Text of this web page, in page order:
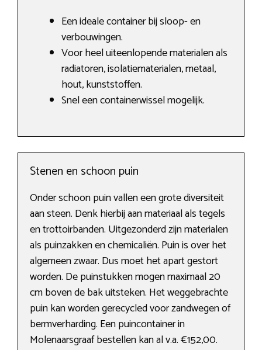
Een ideale container bij sloop- en
verbouwingen.
Voor heel uiteenlopende materialen als
radiatoren, isolatiematerialen, metaal,
hout, kunststoffen.
Snel een containerwissel mogelijk.
Stenen en schoon puin
Onder schoon puin vallen een grote diversiteit
aan steen. Denk hierbij aan materiaal als tegels
en trottoirbanden. Uitgezonderd zijn materialen
als puinzakken en chemicaliën. Puin is over het
algemeen zwaar. Dus moet het apart gestort
worden. De puinstukken mogen maximaal 20
cm boven de bak uitsteken. Het weggebrachte
puin kan worden gerecycled voor zandwegen of
bermverharding. Een puincontainer in
Molenaarsgraaf bestellen kan al v.a. €152,00.